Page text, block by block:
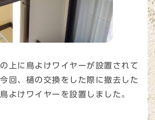
上に鳥よけワイヤーが設置されて
回、樋の交換をした際に撤去した
よけワイヤーを設置しました。